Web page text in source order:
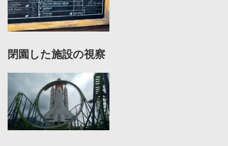
閉園した施設の視察